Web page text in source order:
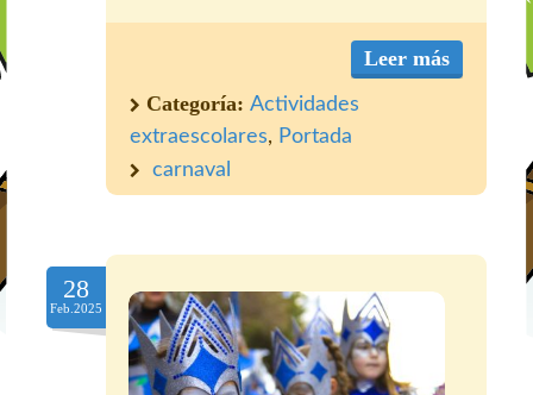
Leer más
Categoría: Actividades
extraescolares, Portada
carnaval
28
Feb.2025